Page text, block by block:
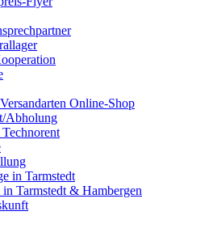
Online-Shop
Abholung
in Tarmstedt
in Tarmstedt & Hambergen